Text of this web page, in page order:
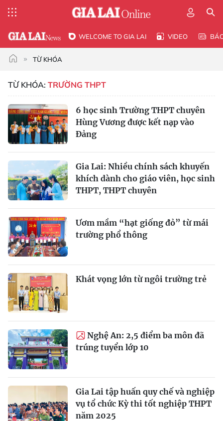
WELCOME TO GIA LAI VIDEO
TỪ KHÓA
TỪ KHÓA: TRƯỜNG THPT
6 học sinh Trường THPT chuyên
Hùng Vương được kết nạp vào
Đảng
Gia Lai: Nhiều chính sách khuyến
khích dành cho giáo viên, học sinh
THPT, THPT chuyên
Ươm mầm “hạt giống đỏ” từ mái
trường phổ thông
Khát vọng lớn từ ngôi trường trẻ
Nghệ An: 2,5 điểm ba môn đã
trúng tuyển lớp 10
Gia Lai tập huấn quy chế và nghiệp
vụ tổ chức Kỳ thi tốt nghiệp THPT
năm 2025